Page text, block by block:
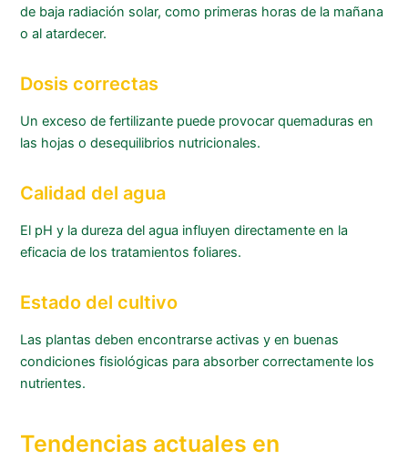
de baja radiación solar, como primeras horas de la mañana
o al atardecer.
Dosis correctas
Un exceso de fertilizante puede provocar quemaduras en
las hojas o desequilibrios nutricionales.
Calidad del agua
El pH y la dureza del agua influyen directamente en la
eficacia de los tratamientos foliares.
Estado del cultivo
Las plantas deben encontrarse activas y en buenas
condiciones fisiológicas para absorber correctamente los
nutrientes.
Tendencias actuales en